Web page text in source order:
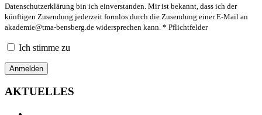
Datenschutzerklärung bin ich einverstanden. Mir ist bekannt, dass ich der
künftigen Zusendung jederzeit formlos durch die Zusendung einer E-Mail an
akademie@tma-bensberg.de widersprechen kann. * Pflichtfelder
Ich stimme zu
AKTUELLES